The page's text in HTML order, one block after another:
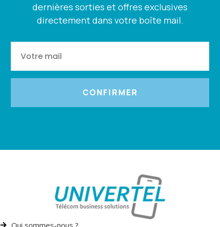
dernières sorties et offres exclusives
directement dans votre boîte mail.
CONFIRMER
Qui sommes-nous ?